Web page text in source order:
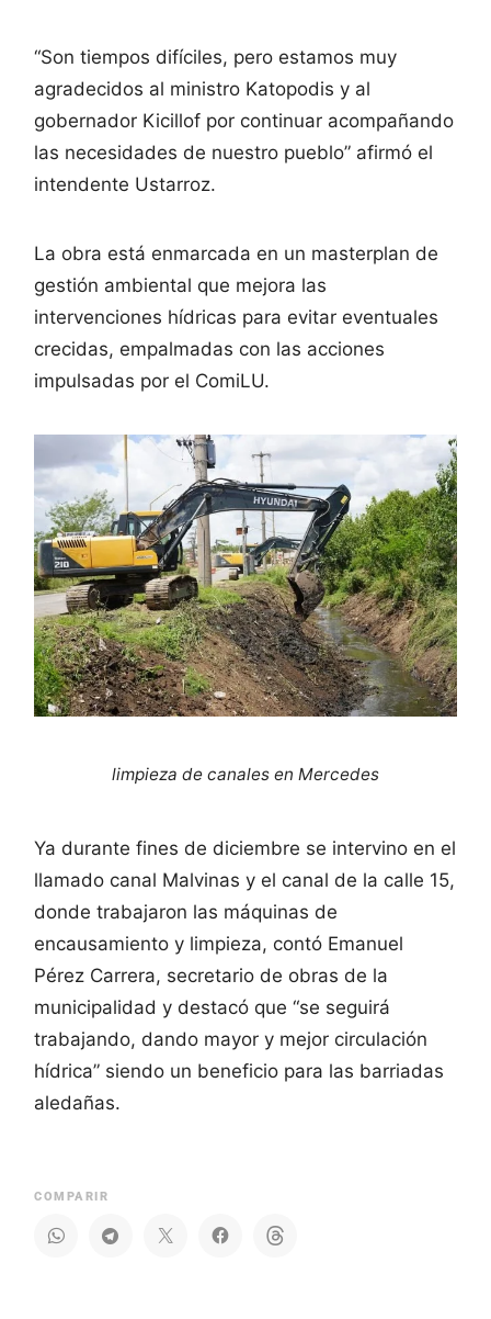
“Son tiempos difíciles, pero estamos muy
agradecidos al ministro Katopodis y al
gobernador Kicillof por continuar acompañando
las necesidades de nuestro pueblo” afirmó el
intendente Ustarroz.
La obra está enmarcada en un masterplan de
gestión ambiental que mejora las
intervenciones hídricas para evitar eventuales
crecidas, empalmadas con las acciones
impulsadas por el ComiLU.
limpieza de canales en Mercedes
Ya durante fines de diciembre se intervino en el
llamado canal Malvinas y el canal de la calle 15,
donde trabajaron las máquinas de
encausamiento y limpieza, contó Emanuel
Pérez Carrera, secretario de obras de la
municipalidad y destacó que “se seguirá
trabajando, dando mayor y mejor circulación
hídrica” siendo un beneficio para las barriadas
aledañas.
COMPARIR